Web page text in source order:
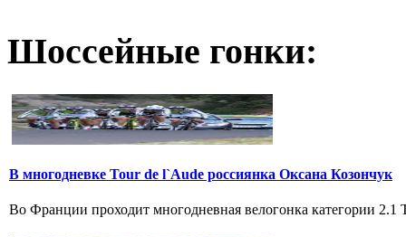
Шоссейные гонки:
В многодневке Tour de l`Aude россиянка Оксана Козончук
Во Франции проходит многодневная велогонка категории